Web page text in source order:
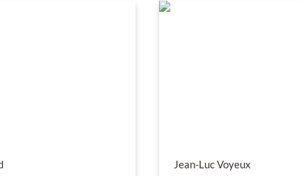
Jean-Luc Voyeux
Jean-Luc Voyeux